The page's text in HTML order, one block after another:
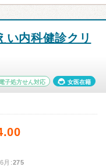
い内科健診クリ
電子処方せん対応 女医在籍
:275